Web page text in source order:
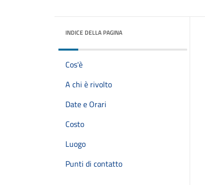
INDICE DELLA PAGINA
Cos'è
A chi è rivolto
Date e Orari
Costo
Luogo
Punti di contatto